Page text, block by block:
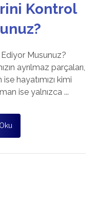
Kontrol
Musunuz?
ayrılmaz parçaları,
hayatımızı kimi
ise yalnızca ...